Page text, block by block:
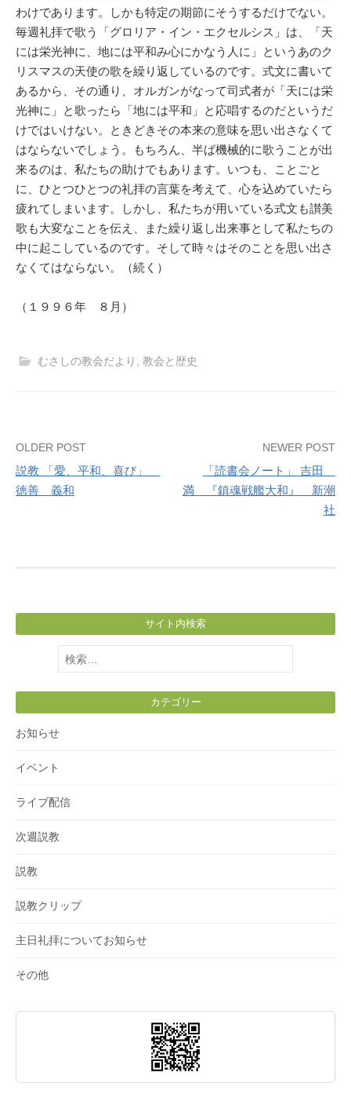
わけであります。しかも特定の期節にそうするだけでない。
毎週礼拝で歌う「グロリア・イン・エクセルシス」は、「天
には栄光神に、地には平和み心にかなう人に」というあのク
リスマスの天使の歌を繰り返しているのです。式文に書いて
あるから、その通り、オルガンがなって司式者が「天には栄
光神に」と歌ったら「地には平和」と応唱するのだというだ
けではいけない。ときどきその本来の意味を思い出さなくて
はならないでしょう。もちろん、半ば機械的に歌うことが出
来るのは、私たちの助けでもあります。いつも、ことごと
に、ひとつひとつの礼拝の言葉を考えて、心を込めていたら
疲れてしまいます。しかし、私たちが用いている式文も讃美
歌も大変なことを伝え、また繰り返し出来事として私たちの
中に起こしているのです。そして時々はそのことを思い出さ
なくてはならない。（続く）
（１９９６年 ８月）
むさしの教会だより , 教会と歴史
Post
navigation
OLDER POST
説教 「愛、平和、喜び」
徳善 義和
NEWER POST
「読書会ノート」 吉田
満 『鎮魂戦艦大和』 新潮
社
サイト内検索
検
索:
カテゴリー
お知らせ
イベント
ライブ配信
次週説教
説教
説教クリップ
主日礼拝についてお知らせ
その他